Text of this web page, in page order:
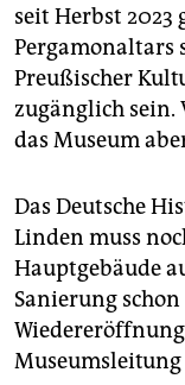
seit Herbst 2023
Pergamonaltars
Preußischer
zugänglich
das Museum
Das Deutsche
Linden muss
Hauptgebäude
Sanierung
Museumsleitung